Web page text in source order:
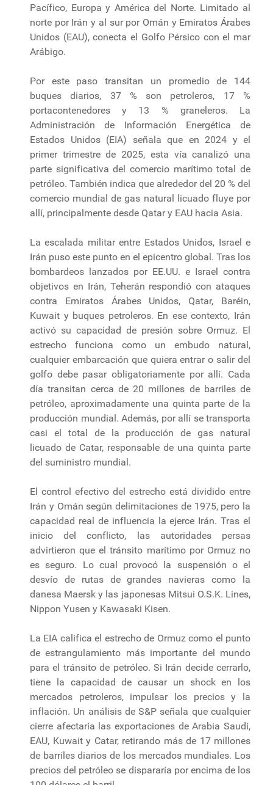
Pacífico, Europa y América del Norte. Limitado al
norte por Irán y al sur por Omán y Emiratos Árabes
Unidos (EAU), conecta el Golfo Pérsico con el mar
Arábigo.
Por este paso transitan un promedio de 144
buques diarios, 37 % son petroleros, 17 %
portacontenedores y 13 % graneleros. La
Administración de Información Energética de
Estados Unidos (EIA) señala que en 2024 y el
primer trimestre de 2025, esta vía canalizó una
parte significativa del comercio marítimo total de
petróleo. También indica que alrededor del 20 % del
comercio mundial de gas natural licuado fluye por
allí, principalmente desde Qatar y EAU hacia Asia.
La escalada militar entre Estados Unidos, Israel e
Irán puso este punto en el epicentro global. Tras los
bombardeos lanzados por EE.UU. e Israel contra
objetivos en Irán, Teherán respondió con ataques
contra Emiratos Árabes Unidos, Qatar, Baréin,
Kuwait y buques petroleros. En ese contexto, Irán
activó su capacidad de presión sobre Ormuz. El
estrecho funciona como un embudo natural,
cualquier embarcación que quiera entrar o salir del
golfo debe pasar obligatoriamente por allí. Cada
día transitan cerca de 20 millones de barriles de
petróleo, aproximadamente una quinta parte de la
producción mundial. Además, por allí se transporta
casi el total de la producción de gas natural
licuado de Catar, responsable de una quinta parte
del suministro mundial.
El control efectivo del estrecho está dividido entre
Irán y Omán según delimitaciones de 1975, pero la
capacidad real de influencia la ejerce Irán. Tras el
inicio del conflicto, las autoridades persas
advirtieron que el tránsito marítimo por Ormuz no
es seguro. Lo cual provocó la suspensión o el
desvío de rutas de grandes navieras como la
danesa Maersk y las japonesas Mitsui O.S.K. Lines,
Nippon Yusen y Kawasaki Kisen.
La EIA califica el estrecho de Ormuz como el punto
de estrangulamiento más importante del mundo
para el tránsito de petróleo. Si Irán decide cerrarlo,
tiene la capacidad de causar un shock en los
mercados petroleros, impulsar los precios y la
inflación. Un análisis de S&P señala que cualquier
cierre afectaría las exportaciones de Arabia Saudí,
EAU, Kuwait y Catar, retirando más de 17 millones
de barriles diarios de los mercados mundiales. Los
precios del petróleo se dispararía por encima de los